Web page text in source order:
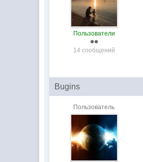
Пользователи
14 сообщений
Bugins
Пользователь